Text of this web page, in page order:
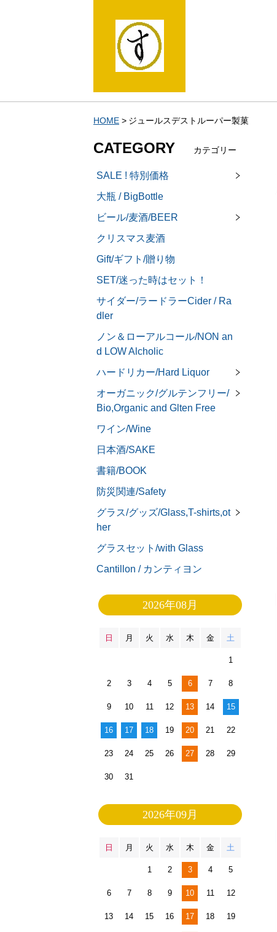
HOME ジュールスデストルーパー製菓
CATEGORY カテゴリー
SALE ! 特別価格
大瓶 / BigBottle
ビール/麦酒/BEER
クリスマス麦酒
Gift/ギフト/贈り物
SET/迷った時はセット！
サイダー/ラードラーCider / Ra
dler
ノン＆ローアルコール/NON an
d LOW Alcholic
ハードリカー/Hard Liquor
オーガニック/グルテンフリー/
Bio,Organic and Glten Free
ワイン/Wine
日本酒/SAKE
書籍/BOOK
防災関連/Safety
グラス/グッズ/Glass,T-shirts,ot
her
グラスセット/with Glass
Cantillon / カンティヨン
2026年08月
日 月 火 水 木 金 土
1
2 3 4 5 6 7 8
9 10 11 12 13 14 15
16 17 18 19 20 21 22
23 24 25 26 27 28 29
30 31
2026年09月
日 月 火 水 木 金 土
1 2 3 4 5
6 7 8 9 10 11 12
13 14 15 16 17 18 19